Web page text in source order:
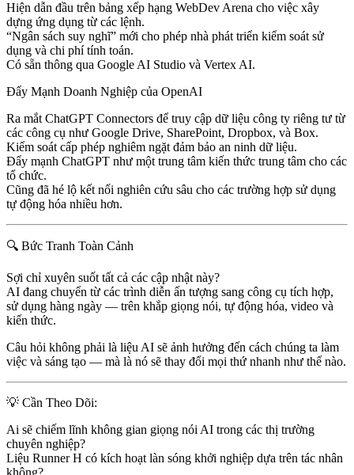
Hiện dẫn đầu trên bảng xếp hạng WebDev Arena cho việc xây
dựng ứng dụng từ các lệnh.
“Ngân sách suy nghĩ” mới cho phép nhà phát triển kiểm soát sử
dụng và chi phí tính toán.
Có sẵn thông qua Google AI Studio và Vertex AI.
Đẩy Mạnh Doanh Nghiệp của OpenAI
Ra mắt ChatGPT Connectors để truy cập dữ liệu công ty riêng tư từ
các công cụ như Google Drive, SharePoint, Dropbox, và Box.
Kiểm soát cấp phép nghiêm ngặt đảm bảo an ninh dữ liệu.
Đẩy mạnh ChatGPT như một trung tâm kiến thức trung tâm cho các
tổ chức.
Cũng đã hé lộ kết nối nghiên cứu sâu cho các trường hợp sử dụng
tự động hóa nhiều hơn.
🔍 Bức Tranh Toàn Cảnh
Sợi chỉ xuyên suốt tất cả các cập nhật này?
AI đang chuyển từ các trình diễn ấn tượng sang công cụ tích hợp,
sử dụng hàng ngày — trên khắp giọng nói, tự động hóa, video và
kiến thức.
Câu hỏi không phải là liệu AI sẽ ảnh hưởng đến cách chúng ta làm
việc và sáng tạo — mà là nó sẽ thay đổi mọi thứ nhanh như thế nào.
💡 Cần Theo Dõi:
Ai sẽ chiếm lĩnh không gian giọng nói AI trong các thị trường
chuyên nghiệp?
Liệu Runner H có kích hoạt làn sóng khởi nghiệp dựa trên tác nhân
không?